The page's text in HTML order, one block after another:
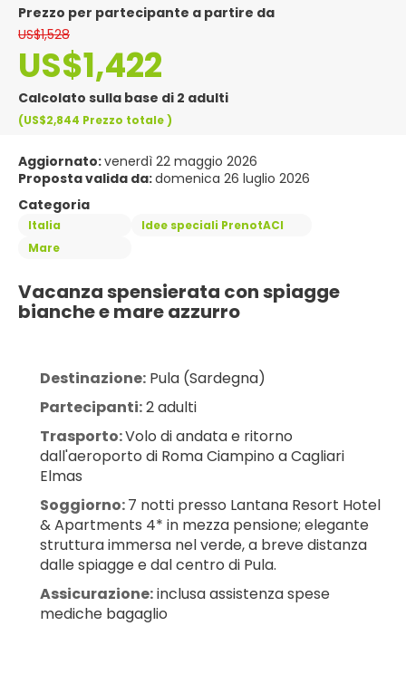
Prezzo per partecipante a partire da
US$1,528
US$1,422
Calcolato sulla base di 2 adulti
(US$2,844 Prezzo totale)
Aggiornato:venerdì 22 maggio 2026
Proposta valida da:domenica 26 luglio 2026
Categoria
Italia
Idee speciali PrenotACI
Mare
Vacanza spensierata con spiagge
bianche e mare azzurro
Destinazione: Pula (Sardegna)
Partecipanti: 2 adulti
Trasporto: Volo di andata e ritorno
dall'aeroporto di Roma Ciampino a Cagliari
Elmas
Soggiorno: 7 notti presso Lantana Resort Hotel
& Apartments 4* in mezza pensione; elegante
struttura immersa nel verde, a breve distanza
dalle spiagge e dal centro di Pula.
Assicurazione: inclusa assistenza spese
mediche bagaglio